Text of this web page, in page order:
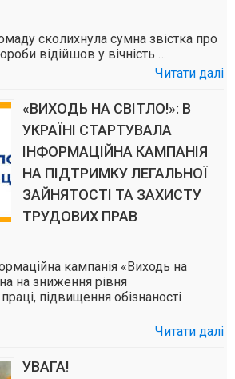
сколихнула сумна звістка про
відійшов у вічність …
Читати далі
«ВИХОДЬ НА СВІТЛО!»: В
УКРАЇНІ СТАРТУВАЛА
ІНФОРМАЦІЙНА КАМПАНІЯ
НА ПІДТРИМКУ ЛЕГАЛЬНОЇ
ЗАЙНЯТОСТІ ТА ЗАХИСТУ
ТРУДОВИХ ПРАВ
кампанія «Виходь на
на зниження рівня
підвищення обізнаності
Читати далі
УВАГА!